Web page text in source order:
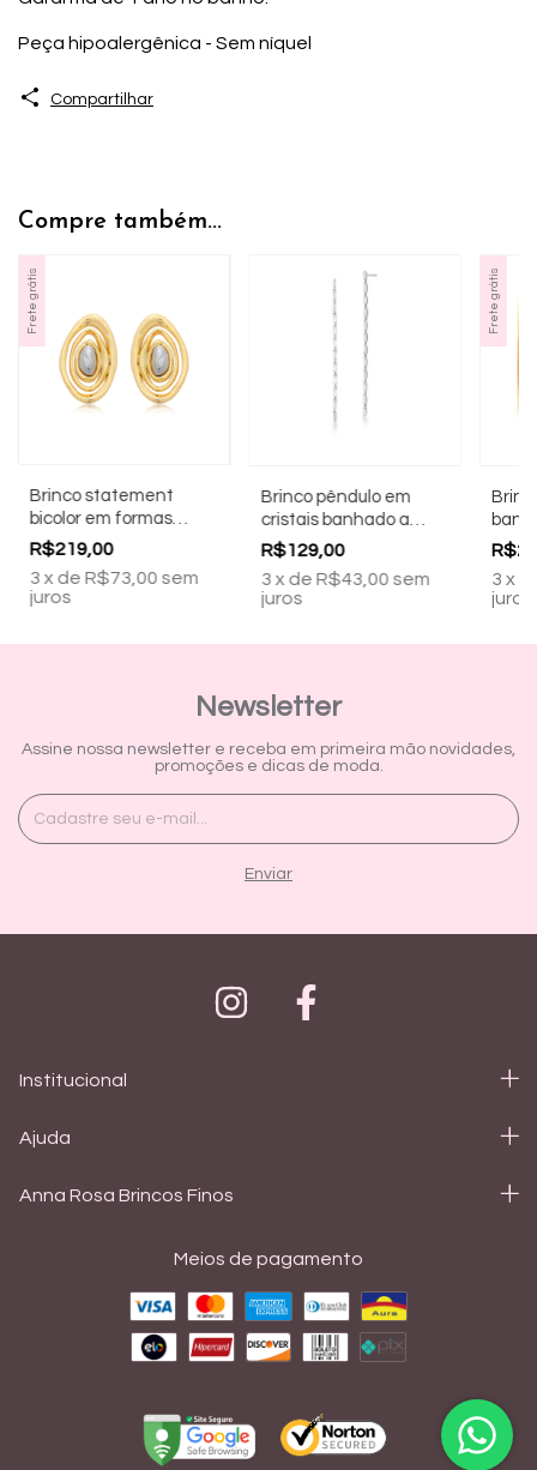
Peça hipoalergênica - Sem níquel
Compartilhar
Compre também...
Frete grátis
Brinco statement
bicolor em formas
orgânicas banhado a
R$219,00
3 x de R$73,00 sem
juros
Brinco pêndulo em
cristais banhado a
ródio branco
R$129,00
3 xde R$43,00 sem
juros
Frete grátis
3 x
juros
Newsletter
Assine nossa newsletter e receba em primeira mão novidades,
promoções e dicas de moda.
Institucional
Ajuda
Anna Rosa Brincos Finos
Meios de pagamento